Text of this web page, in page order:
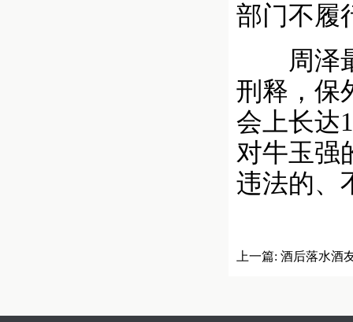
部门不履
周泽最
刑释，保
会上长达
对牛玉强
违法的、
上一篇: 酒后落水酒